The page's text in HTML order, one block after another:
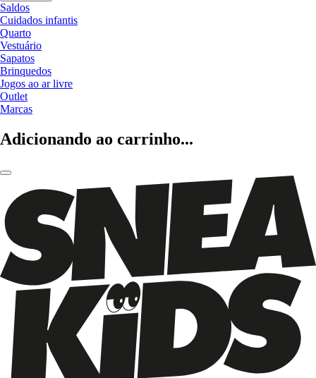
Saldos
Cuidados infantis
Quarto
Vestuário
Sapatos
Brinquedos
Jogos ao ar livre
Outlet
Marcas
Adicionando ao carrinho...